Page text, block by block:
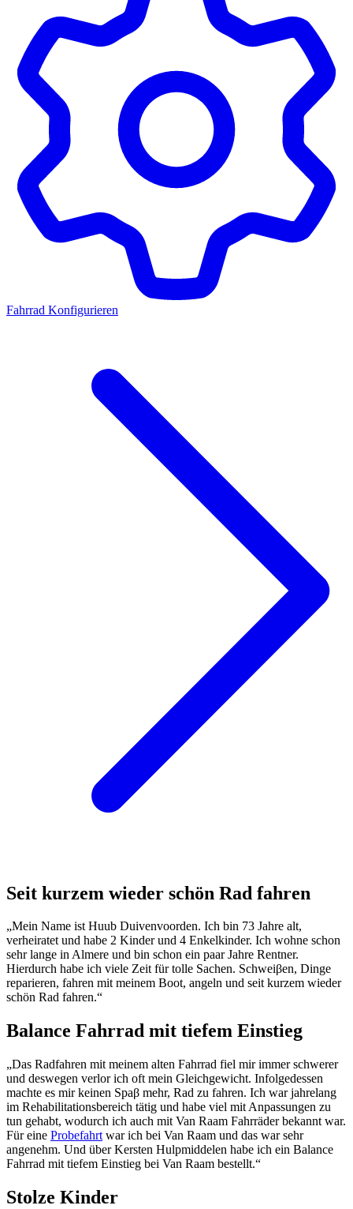
Fahrrad Konfigurieren
Seit kurzem wieder schön Rad fahren
„Mein Name ist Huub Duivenvoorden. Ich bin 73 Jahre alt,
verheiratet und habe 2 Kinder und 4 Enkelkinder. Ich wohne schon
sehr lange in Almere und bin schon ein paar Jahre Rentner.
Hierdurch habe ich viele Zeit für tolle Sachen. Schweiβen, Dinge
reparieren, fahren mit meinem Boot, angeln und seit kurzem wieder
schön Rad fahren.“
Balance Fahrrad mit tiefem Einstieg
„Das Radfahren mit meinem alten Fahrrad fiel mir immer schwerer
und deswegen verlor ich oft mein Gleichgewicht. Infolgedessen
machte es mir keinen Spaβ mehr, Rad zu fahren. Ich war jahrelang
im Rehabilitationsbereich tätig und habe viel mit Anpassungen zu
tun gehabt, wodurch ich auch mit Van Raam Fahrräder bekannt war.
Für eine Probefahrt war ich bei Van Raam und das war sehr
angenehm. Und über Kersten Hulpmiddelen habe ich ein Balance
Fahrrad mit tiefem Einstieg bei Van Raam bestellt.“
Stolze Kinder